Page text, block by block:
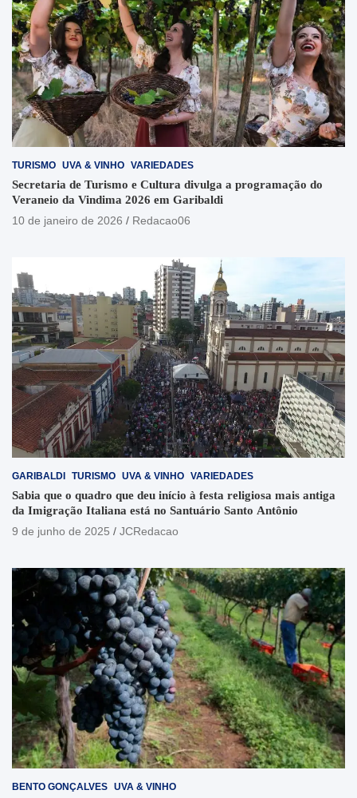
TURISMO UVA & VINHO VARIEDADES
Secretaria de Turismo e Cultura divulga a programação do
Veraneio da Vindima 2026 em Garibaldi
10 de janeiro de 2026
Redacao06
GARIBALDI TURISMO UVA & VINHO VARIEDADES
Sabia que o quadro que deu início à festa religiosa mais antiga
da Imigração Italiana está no Santuário Santo Antônio
9 de junho de 2025
JCRedacao
BENTO GONÇALVES UVA & VINHO